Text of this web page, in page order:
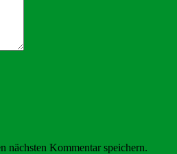
nächsten Kommentar speichern.